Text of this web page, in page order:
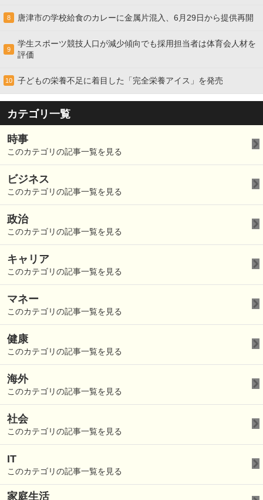
8 唐津市の学校給食のカレーに金属片混入、6月29日から提供再開
9
学生スポーツ競技人口が減少傾向でも採用担当者は体育会人材を
評価
10 子どもの栄養不足に着目した「完全栄養アイス」を発売
カテゴリ一覧
時事
このカテゴリの記事一覧を見る
ビジネス
このカテゴリの記事一覧を見る
政治
このカテゴリの記事一覧を見る
キャリア
このカテゴリの記事一覧を見る
マネー
このカテゴリの記事一覧を見る
健康
このカテゴリの記事一覧を見る
海外
このカテゴリの記事一覧を見る
社会
このカテゴリの記事一覧を見る
IT
このカテゴリの記事一覧を見る
家庭生活